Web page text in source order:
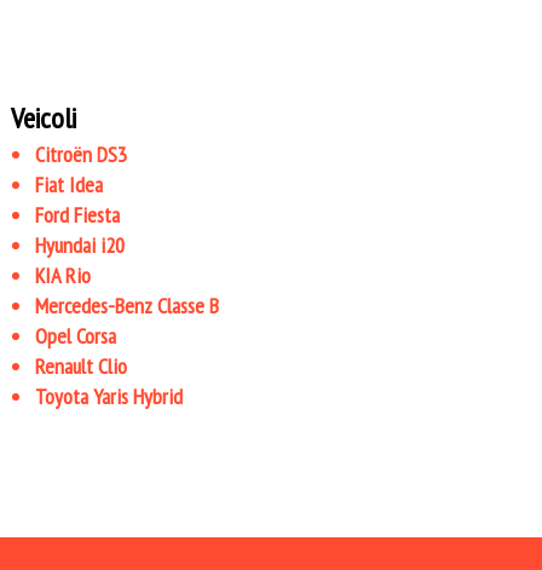
Veicoli
Citroën DS3
Fiat Idea
Ford Fiesta
Hyundai i20
KIA Rio
Mercedes-Benz Classe B
Opel Corsa
Renault Clio
Toyota Yaris Hybrid